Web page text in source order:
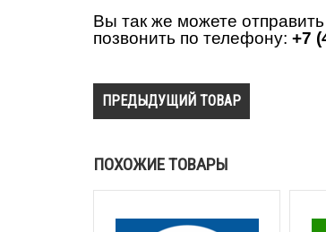
Вы так же можете отправить
позвонить по телефону: +7
ПРЕДЫДУЩИЙ ТОВАР
ПОХОЖИЕ ТОВАРЫ